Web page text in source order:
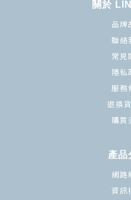
關於
品牌
聯絡
常見
隱私
服務
退換
購買
產品
網路
資訊